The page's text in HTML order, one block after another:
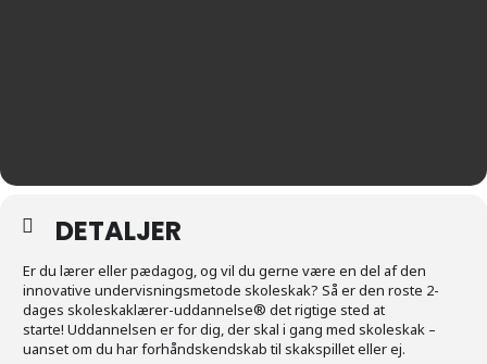
DETALJER
Er du lærer eller pædagog, og vil du gerne være en del af den
innovative undervisningsmetode skoleskak? Så er den roste 2-
dages skoleskaklærer-uddannelse® det rigtige sted at
starte! Uddannelsen er for dig, der skal i gang med skoleskak –
uanset om du har forhåndskendskab til skakspillet eller ej.